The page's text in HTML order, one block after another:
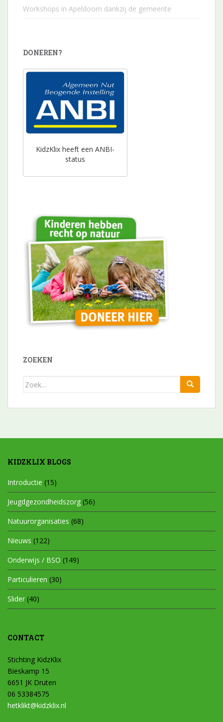
Workshops in Apeldoorn dankzij de gemeente
DONEREN?
KidzKlix heeft een ANBI-
status
ZOEKEN
Zoek
KIDZKLIX BLOGS
Introductie (15)
Jeugdgezondheidszorg (56)
Natuurorganisaties (68)
Nieuws (122)
Onderwijs / BSO (149)
Particulieren (30)
Slider (40)
CONTACT
Stichting KidzKlix
Bieskamp 15
6651 JK Druten
06 53384575
hetklikt@kidzklix.nl